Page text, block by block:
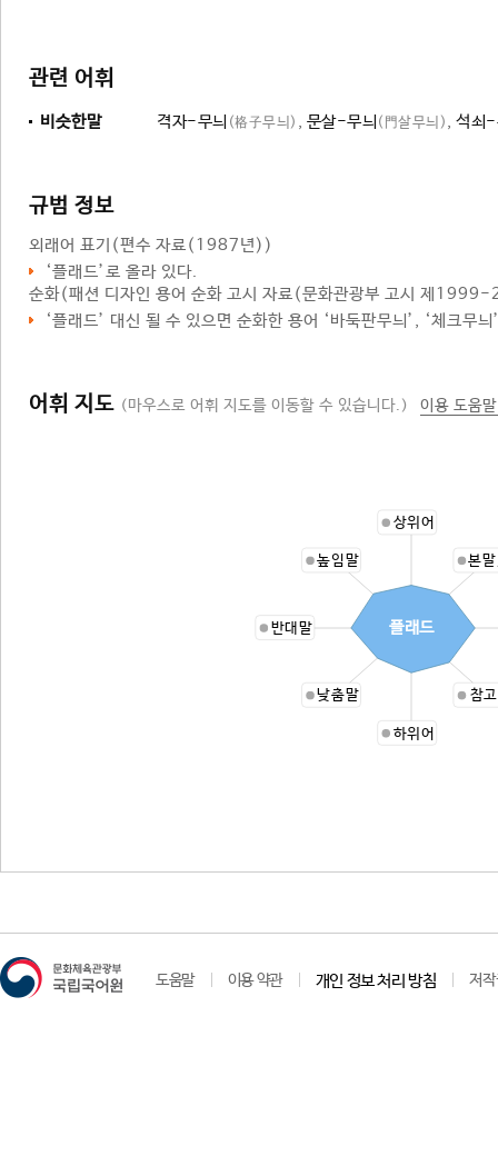
관련 어휘
비슷한말 격자-무늬 (格子무늬) , 문살-무늬 (門살무늬) , 석쇠-
규범 정보
외래어 표기 (편수 자료(1987년))
‘플래드’로 올라 있다.
순화(패션 디자인 용어 순화 고시 자료(문화관광부 고시 제
‘플래드’ 대신 될 수 있으면 순화한 용어 ‘바둑판무늬 ’, ‘체크무늬
어휘 지도 (마우스로 어휘 지도를 이동할 수 있습니다.) 이용 도움
상위어
본
참
하위어
낮춤말
반대말
높임말
플래드
도움말 이용 약관 개인 정보 처리 방침 저